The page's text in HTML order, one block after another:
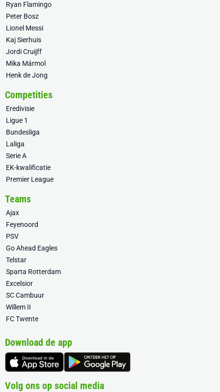
Ryan Flamingo
Peter Bosz
Lionel Messi
Kaj Sierhuis
Jordi Cruijff
Mika Mármol
Henk de Jong
Competities
Eredivisie
Ligue 1
Bundesliga
Laliga
Serie A
EK-kwalificatie
Premier League
Teams
Ajax
Feyenoord
PSV
Go Ahead Eagles
Telstar
Sparta Rotterdam
Excelsior
SC Cambuur
Willem II
FC Twente
Download de app
Volg ons op social media